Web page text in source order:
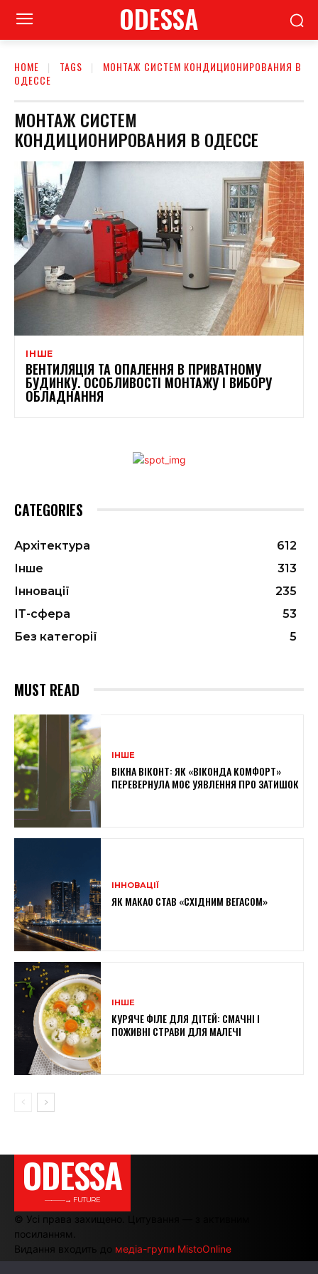
ODESSA
HOME TAGS
МОНТАЖ СИСТЕМ КОНДИЦИОНИРОВАНИЯ В
ОДЕССЕ
МОНТАЖ СИСТЕМ
КОНДИЦИОНИРОВАНИЯ В ОДЕССЕ
ІНШЕ
ВЕНТИЛЯЦІЯ ТА ОПАЛЕННЯ В ПРИВАТНОМУ
БУДИНКУ. ОСОБЛИВОСТІ МОНТАЖУ І ВИБОРУ
ОБЛАДНАННЯ
CATEGORIES
Архітектура
612
Інше
313
Інновації
235
ІТ-сфера
53
Без категорії
5
MUST READ
ІНШЕ
ВІКНА ВІКОНТ: ЯК «ВІКОНДА КОМФОРТ»
ПЕРЕВЕРНУЛА МОЄ УЯВЛЕННЯ ПРО ЗАТИШОК
ІННОВАЦІЇ
ЯК МАКАО СТАВ «СХІДНИМ ВЕГАСОМ»
ІНШЕ
КУРЯЧЕ ФІЛЕ ДЛЯ ДІТЕЙ: СМАЧНІ І
ПОЖИВНІ СТРАВИ ДЛЯ МАЛЕЧІ
ODESSA
———→ FUTURE
© Усі права захищено. Цитування — з активним
посиланням.
Видання входить до медіа-групи MistoOnline